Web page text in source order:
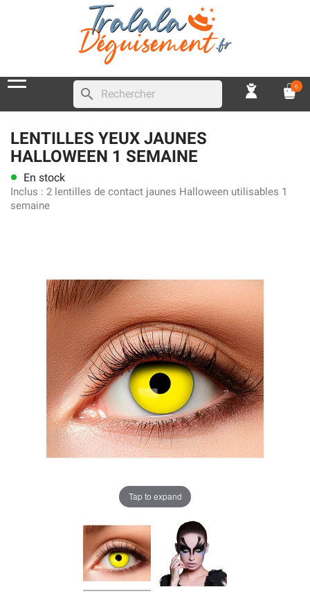
search 0
LENTILLES YEUX JAUNES
HALLOWEEN 1 SEMAINE
lens En stock
Inclus : 2 lentilles de contact jaunes Halloween utilisables 1
semaine
Tap to expand